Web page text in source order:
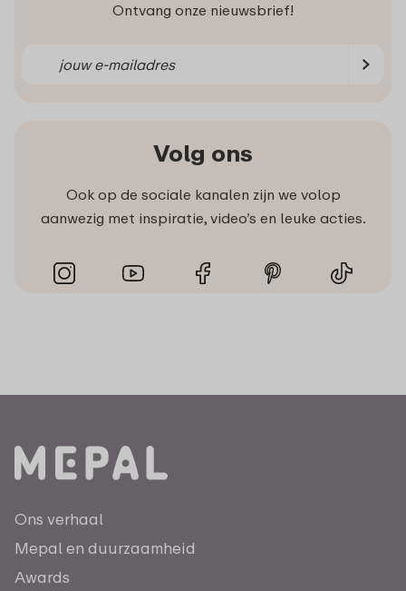
Ontvang onze nieuwsbrief!
Volg ons
Ook op de sociale kanalen zijn we volop
aanwezig met inspiratie, video’s en leuke acties.
Ons verhaal
Mepal en duurzaamheid
Awards